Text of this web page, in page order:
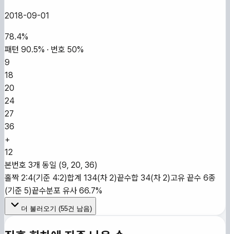
2018-09-01
78.4%
패턴 90.5% · 번호 50%
9
18
20
24
27
36
+
12
본번호 3개 동일 (9, 20, 36)
홀짝 2:4(기준 4:2)합계 134(차 2)끝수합 34(차 2)고유 끝수 6종
(기준 5)끝수분포 유사 66.7%
더 불러오기 (55건 남음)